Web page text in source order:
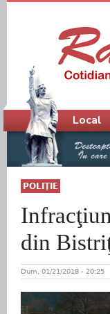
POLIŢIE
din
Dum, 01/21/2018 - 20:25
Meniu principal
Local